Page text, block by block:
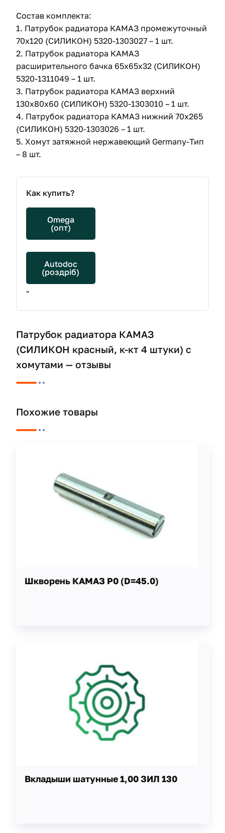
Состав комплекта:
1. Патрубок радиатора КАМАЗ промежуточный
70х120 (СИЛИКОН) 5320-1303027 – 1 шт.
2. Патрубок радиатора КАМАЗ
расширительного бачка 65х65х32 (СИЛИКОН)
5320-1311049 – 1 шт.
3. Патрубок радиатора КАМАЗ верхний
130х80х60 (СИЛИКОН) 5320-1303010 – 1 шт.
4. Патрубок радиатора КАМАЗ нижний 70х265
(СИЛИКОН) 5320-1303026 – 1 шт.
5. Хомут затяжной нержавеющий Germany-Тип
– 8 шт.
Как купить?
Omega
(опт)
Autodoc
(роздріб)
"
Патрубок радиатора КАМАЗ
(СИЛИКОН красный, к-кт 4 штуки) с
хомутами — отзывы
Похожие товары
Шкворень КАМАЗ Р0 (D=45.0)
Вкладыши шатунные 1,00 ЗИЛ 130